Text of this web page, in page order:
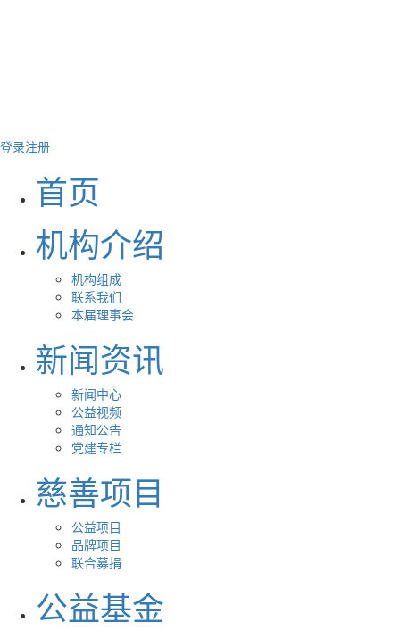
登录注册
首页
机构介绍
机构组成
联系我们
本届理事会
新闻资讯
新闻中心
公益视频
通知公告
党建专栏
慈善项目
公益项目
品牌项目
联合募捐
公益基金